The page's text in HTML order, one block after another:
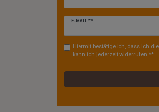
E-MAIL **
Newsletter
Hiermit bestätige ich, dass ich die
kann ich jederzeit widerrufen.**